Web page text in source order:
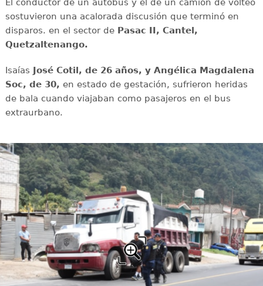
El conductor de un autobús y el de un camión de volteo
sostuvieron una acalorada discusión que terminó en
disparos. en el sector de Pasac II, Cantel,
Quetzaltenango.
Isaías
José Cotil, de 26 años, y Angélica Magdalena
Soc, de 30, en estado de gestación, sufrieron heridas
de bala cuando viajaban como pasajeros en el bus
extraurbano.